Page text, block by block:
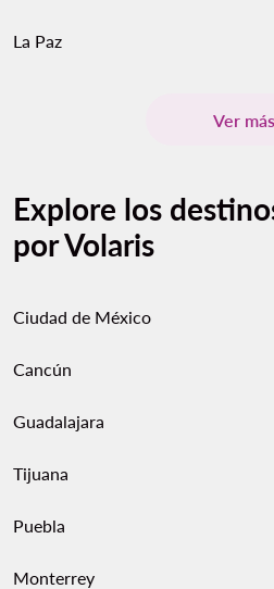
La Paz
Ver más
Explore los
por Volaris
Ciudad de México
Cancún
Guadalajara
Tijuana
Puebla
Monterrey